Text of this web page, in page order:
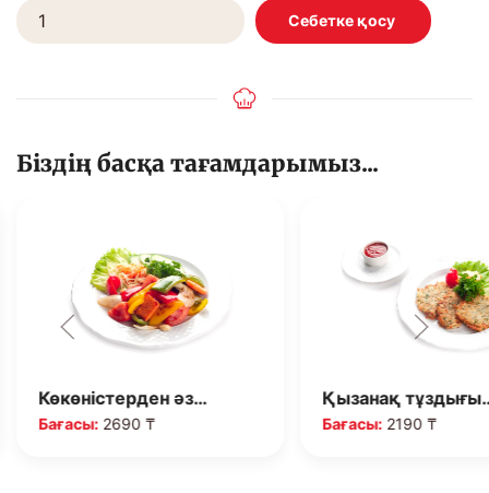
Біздің басқа тағамдарымыз...
Көкөністерден әз…
Бағасы: 2690 ₸
Қызанақ
Бағасы:2190 ₸